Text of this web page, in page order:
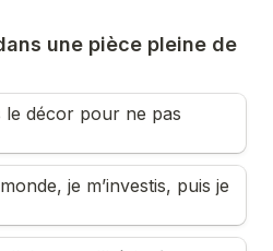
une pièce pleine de
le décor pour ne pas
je m’investis, puis je